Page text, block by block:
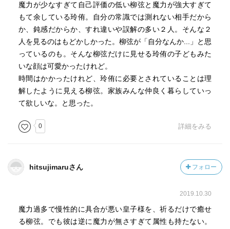
魔力が少なすぎて自己評価の低い柳弦と魔力が強大すぎて
もて余している玲侑。自分の常識では測れない相手だから
か、鈍感だからか、すれ違いや誤解の多い２人。そんな２
人を見るのはもどかしかった。柳弦が「自分なんか...」と思
っているのも。そんな柳弦だけに見せる玲侑の子どもみた
いな顔は可愛かったけれど。
時間はかかったけれど、玲侑に必要とされていることは理
解したように見える柳弦。家族みんな仲良く暮らしていっ
て欲しいな。と思った。
0 詳細をみる
hitsujimaruさん フォロー
2019.10.30
魔力過多で慢性的に具合が悪い皇子様を、祈るだけで癒せ
る柳弦。でも彼は逆に魔力が無さすぎて属性も持たない。